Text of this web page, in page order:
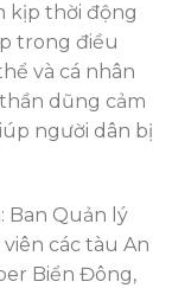
kịp thời động
trong điều
và cá nhân
dũng cảm
người dân bị
Ban Quản lý
các tàu An
Biển Đông,